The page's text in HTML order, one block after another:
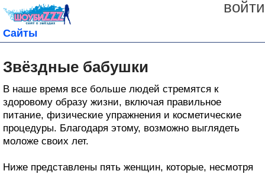
войти
Сайты
Звёздные бабушки
В наше время все больше людей стремятся к
здоровому образу жизни, включая правильное
питание, физические упражнения и косметические
процедуры. Благодаря этому, возможно выглядеть
моложе своих лет.
Ниже представлены пять женщин, которые, несмотря